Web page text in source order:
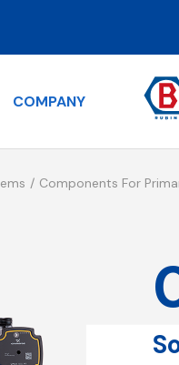
COMPANY
Components For